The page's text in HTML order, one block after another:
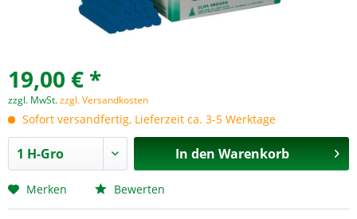
19,00 € *
zzgl. MwSt.zzgl. Versandkosten
Sofort versandfertig, Lieferzeit ca. 3-5 Werktage
In den Warenkorb
Merken Bewerten